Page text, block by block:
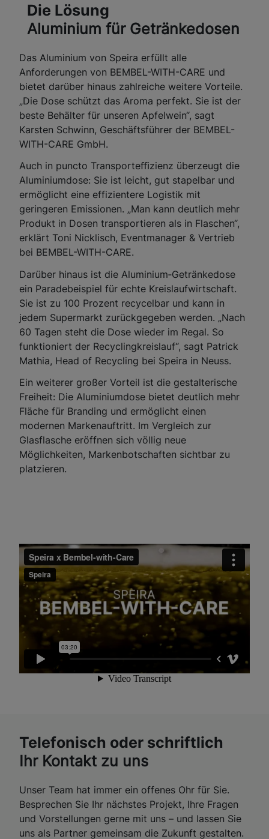
Die Lösung
Aluminium für Getränkedosen
Das Aluminium von Speira erfüllt alle
Anforderungen von BEMBEL-WITH-CARE und
bietet darüber hinaus zahlreiche weitere Vorteile.
„Die Dose schützt das Aroma perfekt. Sie ist der
beste Behälter für unseren Apfelwein“, sagt
Karsten Schwinn, Geschäftsführer der BEMBEL-
WITH-CARE GmbH.
Auch in puncto Transporteﬃzienz überzeugt die
Aluminiumdose: Sie ist leicht, gut stapelbar und
ermöglicht eine effizientere Logistik mit
geringeren Emissionen. „Man kann deutlich mehr
Produkt in Dosen transportieren als in Flaschen“,
erklärt Toni Nicklisch, Eventmanager & Vertrieb
bei BEMBEL-WITH-CARE.
Darüber hinaus ist die Aluminium‑Getränkedose
ein Paradebeispiel für echte Kreislaufwirtschaft.
Sie ist zu 100 Prozent recycelbar und kann in
jedem Supermarkt zurückgegeben werden. „Nach
60 Tagen steht die Dose wieder im Regal. So
funktioniert der Recyclingkreislauf“, sagt Patrick
Mathia, Head of Recycling bei Speira in Neuss.
Ein weiterer großer Vorteil ist die gestalterische
Freiheit: Die Aluminiumdose bietet deutlich mehr
Fläche für Branding und ermöglicht einen
modernen Markenauftritt. Im Vergleich zur
Glasflasche eröffnen sich völlig neue
Möglichkeiten, Markenbotschaften sichtbar zu
platzieren.
Telefonisch oder schriftlich
Ihr Kontakt zu uns
Unser Team hat immer ein offenes Ohr für Sie.
Besprechen Sie Ihr nächstes Projekt, Ihre Fragen
und Vorstellungen gerne mit uns – und lassen Sie
uns als Partner gemeinsam die Zukunft gestalten.